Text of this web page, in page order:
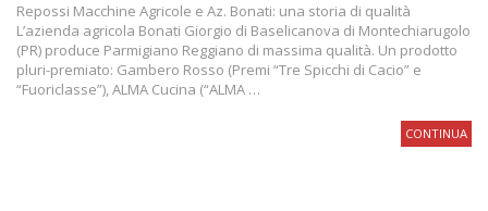
Repossi Macchine Agricole e Az. Bonati: una storia di qualità
L’azienda agricola Bonati Giorgio di Baselicanova di Montechiarugolo
(PR) produce Parmigiano Reggiano di massima qualità. Un prodotto
pluri-premiato: Gambero Rosso (Premi “Tre Spicchi di Cacio” e
“Fuoriclasse”), ALMA Cucina (“ALMA …
CONTINUA